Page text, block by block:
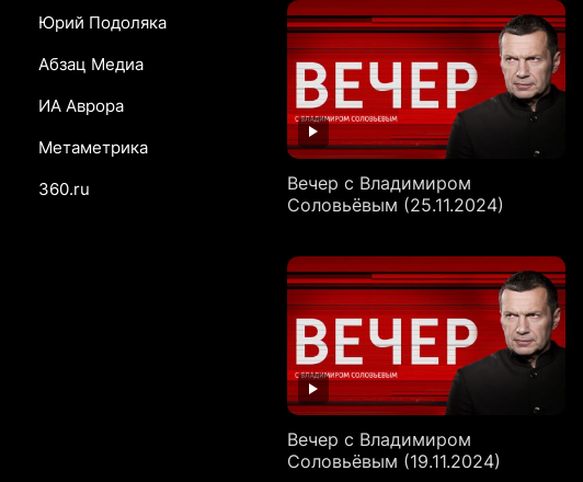
Юрий Подоляка
Абзац Медиа
ИА Аврора
Метаметрика
360.ru
Вечер с Владимиром
Соловьёвым (25.11.2024)
Вечер с Владимиром
Соловьёвым (19.11.2024)